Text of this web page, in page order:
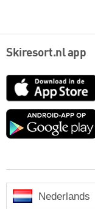
Skiresort.nl app
Nederlands